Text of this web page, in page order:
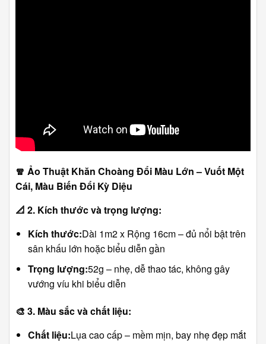
🧣 Ảo Thuật Khăn Choàng Đổi Màu Lớn – Vuốt Một
Cái, Màu Biến Đổi Kỳ Diệu
📐 2. Kích thước và trọng lượng:
Kích thước:Dài 1m2 x Rộng 16cm – đủ nổi bật trên
sân khấu lớn hoặc biểu diễn gần
Trọng lượng:52g – nhẹ, dễ thao tác, không gây
vướng víu khi biểu diễn
🎨 3. Màu sắc và chất liệu:
Chất liệu:Lụa cao cấp – mềm mịn, bay nhẹ đẹp mắt